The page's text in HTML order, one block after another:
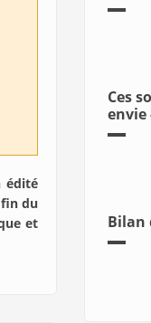
édité
du
et
Ces
envie
Bilan